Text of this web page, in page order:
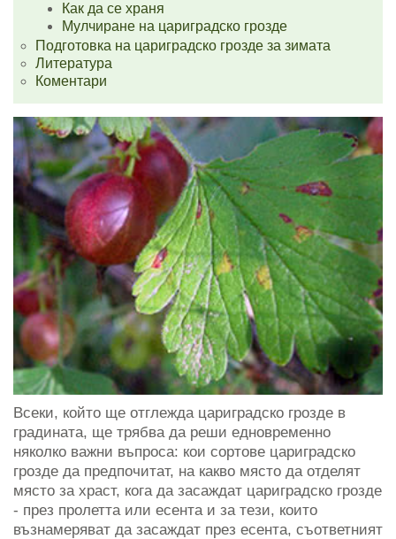
Как да се храня
Мулчиране на цариградско грозде
Подготовка на цариградско грозде за зимата
Литература
Коментари
Всеки, който ще отглежда цариградско грозде в
градината, ще трябва да реши едновременно
няколко важни въпроса: кои сортове цариградско
грозде да предпочитат, на какво място да отделят
място за храст, кога да засаждат цариградско грозде
- през пролетта или есента и за тези, които
възнамеряват да засаждат през есента, съответният